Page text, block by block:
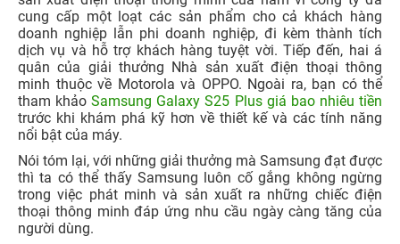
cung cấp một loạt các sản phẩm cho cả khách hàng
doanh nghiệp lẫn phi doanh nghiệp, đi kèm thành tích
dịch vụ và hỗ trợ khách hàng tuyệt vời. Tiếp đến, hai á
quân của giải thưởng Nhà sản xuất điện thoại thông
minh thuộc về Motorola và OPPO. Ngoài ra, bạn có thể
tham khảoSamsung Galaxy S25 Plus giá bao nhiêu tiền
trước khi khám phá kỹ hơn về thiết kế và các tính năng
nổi bật của máy.
Nói tóm lại, với những giải thưởng mà Samsung đạt được
thì ta có thể thấy Samsung luôn cố gắng không ngừng
trong việc phát minh và sản xuất ra những chiếc điện
thoại thông minh đáp ứng nhu cầu ngày càng tăng của
người dùng.